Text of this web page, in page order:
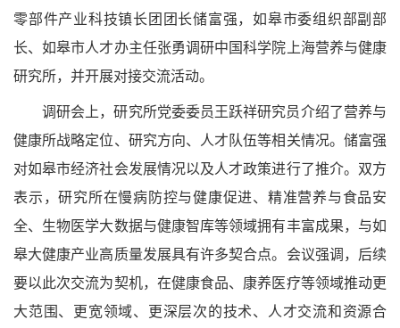
零部件产业科技镇长团团长储富强，如皋市委组织部副部
长、如皋市人才办主任张勇调研中国科学院上海营养与健康
研究所，并开展对接交流活动。
调研会上，研究所党委委员王跃祥研究员介绍了营养与
健康所战略定位、研究方向、人才队伍等相关情况。储富强
对如皋市经济社会发展情况以及人才政策进行了推介。双方
表示，研究所在慢病防控与健康促进、精准营养与食品安
全、生物医学大数据与健康智库等领域拥有丰富成果，与如
皋大健康产业高质量发展具有许多契合点。会议强调，后续
要以此次交流为契机，在健康食品、康养医疗等领域推动更
大范围、更宽领域、更深层次的技术、人才交流和资源合